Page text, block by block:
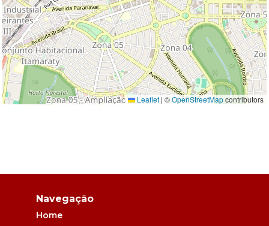
Leaflet | ©OpenStreetMapcontributors
Navegação
Home